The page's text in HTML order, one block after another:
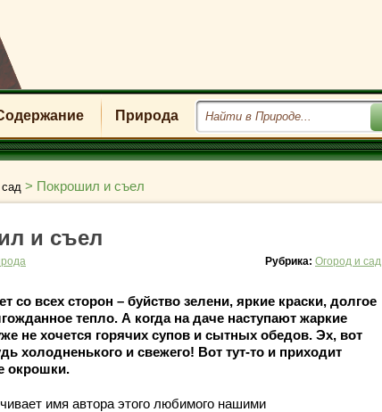
Природа
> Покрошил и съел
и съел
Рубрика: Огород и сад
со всех сторон – буйство зелени, яркие краски, долгое
тепло. А когда на даче наступают жаркие
не хочется горячих супов и сытных обедов. Эх, вот
холодненького и свежего! Вот тут-то и приходит
окрошки.
имя автора этого любимого нашими